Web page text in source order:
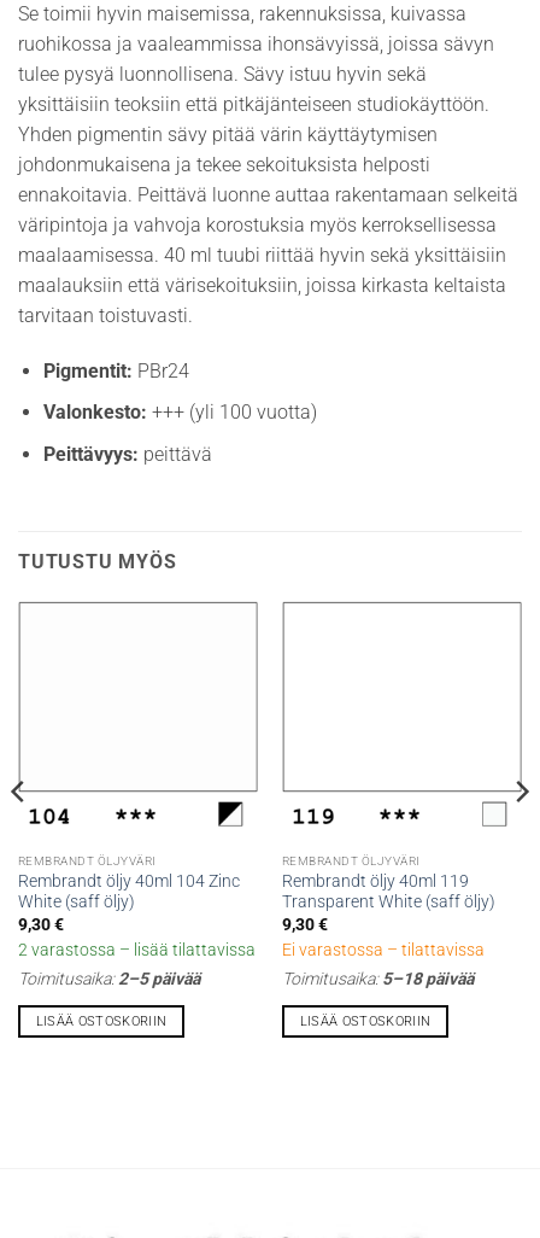
Se toimii hyvin maisemissa, rakennuksissa, kuivassa
ruohikossa ja vaaleammissa ihonsävyissä, joissa sävyn
tulee pysyä luonnollisena. Sävy istuu hyvin sekä
yksittäisiin teoksiin että pitkäjänteiseen studiokäyttöön.
Yhden pigmentin sävy pitää värin käyttäytymisen
johdonmukaisena ja tekee sekoituksista helposti
ennakoitavia. Peittävä luonne auttaa rakentamaan selkeitä
väripintoja ja vahvoja korostuksia myös kerroksellisessa
maalaamisessa. 40 ml tuubi riittää hyvin sekä yksittäisiin
maalauksiin että värisekoituksiin, joissa kirkasta keltaista
tarvitaan toistuvasti.
Pigmentit: PBr24
Valonkesto: +++ (yli 100 vuotta)
Peittävyys: peittävä
TUTUSTU MYÖS
REMBRANDT ÖLJYVÄRI
Rembrandt öljy 40ml 104 Zinc
White (saff öljy)
9,30€
2 varastossa – lisää tilattavissa
Toimitusaika:2–5 päivää
LISÄÄ OSTOSKORIIN
REMBRANDT ÖLJYVÄRI
Rembrandt öljy 40ml 119
Transparent White (saff öljy)
9,30€
Ei varastossa – tilattavissa
Toimitusaika:5–18 päivää
LISÄÄ OSTOSKORIIN